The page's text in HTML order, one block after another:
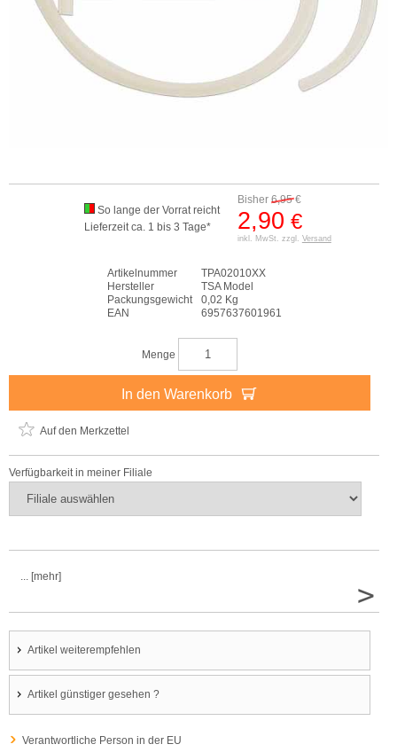
Bisher 6,95€
2,90 €
inkl. MwSt. zzgl. Versand
So lange der Vorrat reicht
Lieferzeit ca. 1 bis 3 Tage*
Artikelnummer
TPA02010XX
Hersteller
TSA Model
Packungsgewicht
0,02 Kg
EAN
6957637601961
Menge
In den Warenkorb
Auf den Merkzettel
Verfügbarkeit in meiner Filiale
... [mehr]
>
Artikel weiterempfehlen
Artikel günstiger gesehen ?
Verantwortliche Person in der EU